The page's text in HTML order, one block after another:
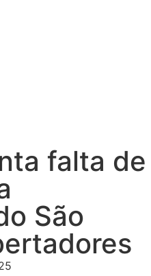
falta de
São